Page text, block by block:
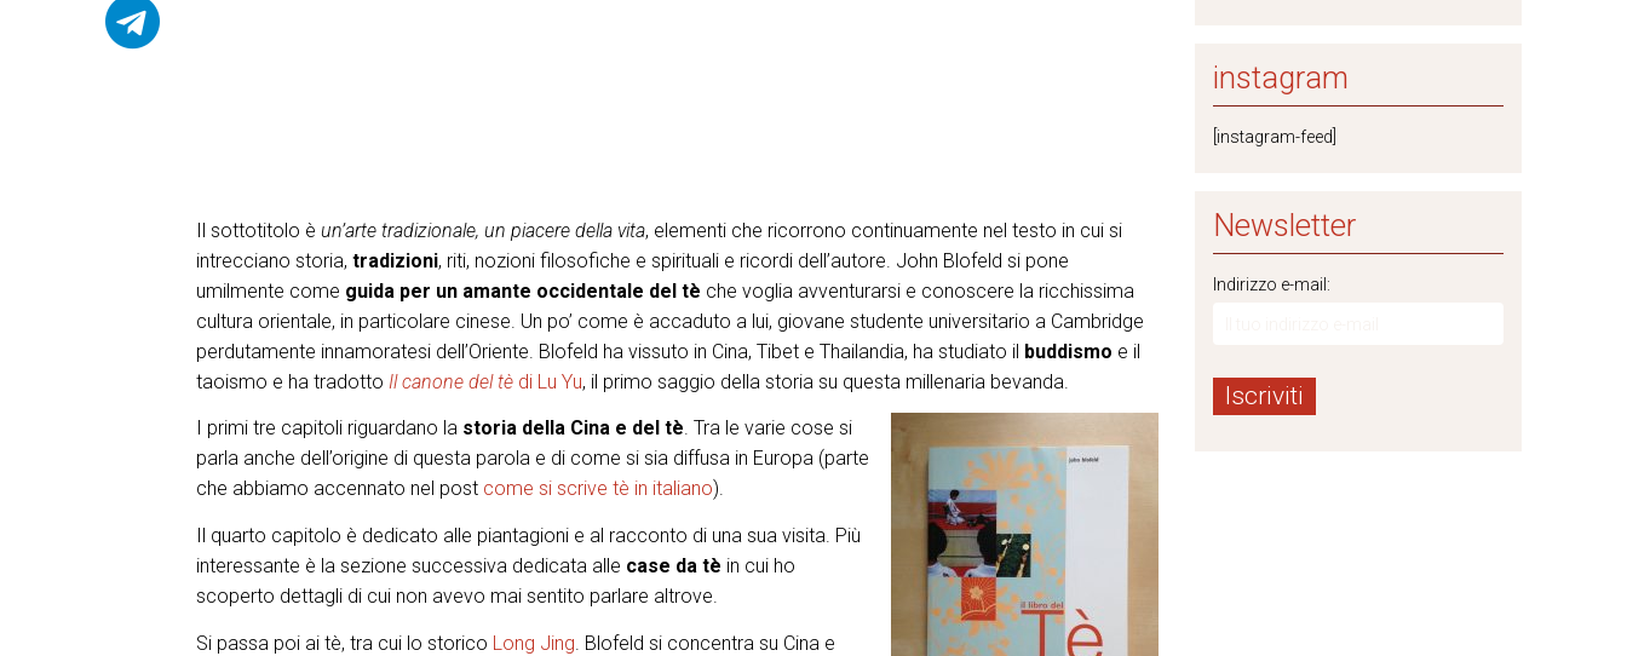
Il sottotitolo è un’arte tradizionale, un piacere della vita, elementi che ricorrono continuamente nel testo in cui si
intrecciano storia, tradizioni, riti, nozioni filosofiche e spirituali e ricordi dell’autore. John Blofeld si pone
umilmente come guida per un amante occidentale del tè che voglia avventurarsi e conoscere la ricchissima
cultura orientale, in particolare cinese. Un po’ come è accaduto a lui, giovane studente universitario a Cambridge
perdutamente innamoratesi dell’Oriente. Blofeld ha vissuto in Cina, Tibet e Thailandia, ha studiato il buddismo e il
taoismo e ha tradotto Il canone del tèdi Lu Yu, il primo saggio della storia su questa millenaria bevanda.
I primi tre capitoli riguardano la storia della Cina e del tè. Tra le varie cose si
parla anche dell’origine di questa parola e di come si sia diffusa in Europa (parte
che abbiamo accennato nel post come si scrive tè in italiano).
Il quarto capitolo è dedicato alle piantagioni e al racconto di una sua visita. Più
interessante è la sezione successiva dedicata alle case da tè in cui ho
scoperto dettagli di cui non avevo mai sentito parlare altrove.
Si passa poi ai tè, tra cui lo storico Long Jing. Blofeld si concentra su Cina e
instagram
[instagram-feed]
Newsletter
Indirizzo e-mail: